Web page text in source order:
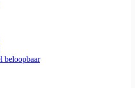
beloopbaar